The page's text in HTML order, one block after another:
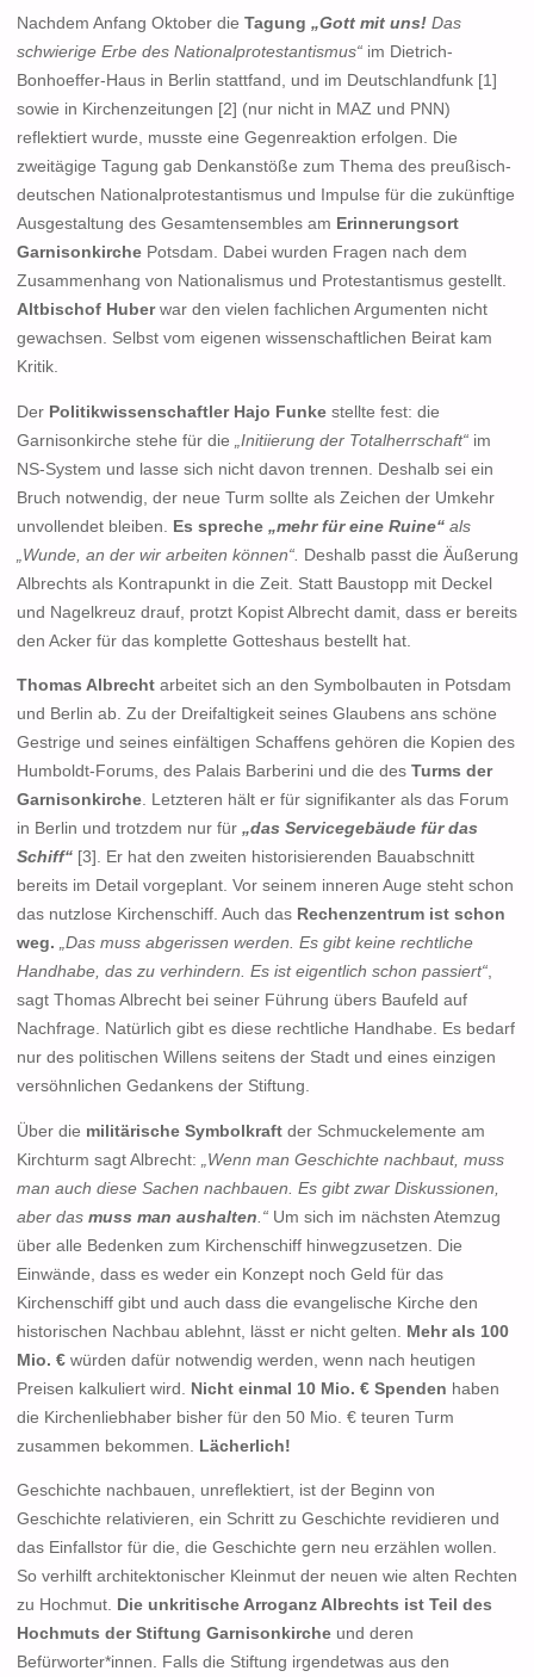
Nachdem Anfang Oktober die Tagung „Gott mit uns! Das
schwierige Erbe des Nationalprotestantismus“im Dietrich-
Bonhoeffer-Haus in Berlin stattfand, und im Deutschlandfunk [1]
sowie in Kirchenzeitungen [2] (nur nicht in MAZ und PNN)
reflektiert wurde, musste eine Gegenreaktion erfolgen. Die
zweitägige Tagung gab Denkanstöße zum Thema des preußisch-
deutschen Nationalprotestantismus und Impulse für die zukünftige
Ausgestaltung des Gesamtensembles am Erinnerungsort
Garnisonkirche Potsdam. Dabei wurden Fragen nach dem
Zusammenhang von Nationalismus und Protestantismus gestellt.
Altbischof Huberwar den vielen fachlichen Argumenten nicht
gewachsen. Selbst vom eigenen wissenschaftlichen Beirat kam
Kritik.
Der Politikwissenschaftler Hajo Funkestellte fest: die
Garnisonkirche stehe für die
„Initiierung der Totalherrschaft“ im
NS-System und lasse sich nicht davon trennen. Deshalb sei ein
Bruch notwendig, der neue Turm sollte als Zeichen der Umkehr
unvollendet bleiben.
Es spreche „mehr für eine Ruine“als
„Wunde, an der wir arbeiten können“.
Deshalb passt die Äußerung
Albrechts als Kontrapunkt in die Zeit. Statt Baustopp mit Deckel
und Nagelkreuz drauf, protzt Kopist Albrecht damit, dass er bereits
den Acker für das komplette Gotteshaus bestellt hat.
Thomas Albrechtarbeitet sich an den Symbolbauten in Potsdam
und Berlin ab. Zu der Dreifaltigkeit seines Glaubens ans schöne
Gestrige und seines einfältigen Schaffens gehören die Kopien des
Humboldt-Forums, des Palais Barberini und die des Turms der
Garnisonkirche. Letzteren hält er für signifikanter als das Forum
in Berlin und trotzdem nur für „das Servicegebäude für das
Schiff“ [3]. Er hat den zweiten historisierenden Bauabschnitt
bereits im Detail vorgeplant. Vor seinem inneren Auge steht schon
das nutzlose Kirchenschiff. Auch das Rechenzentrum ist schon
weg. „Das muss abgerissen werden. Es gibt keine rechtliche
Handhabe, das zu verhindern. Es ist eigentlich schon passiert“,
sagt Thomas Albrecht bei seiner Führung übers Baufeld auf
Nachfrage. Natürlich gibt es diese rechtliche Handhabe. Es bedarf
nur des politischen Willens seitens der Stadt und eines einzigen
versöhnlichen Gedankens der Stiftung.
Über die militärische Symbolkraftder Schmuckelemente am
Kirchturm sagt Albrecht:
„Wenn man Geschichte nachbaut, muss
man auch diese Sachen nachbauen. Es gibt zwar Diskussionen,
aber das muss man aushalten .“ Um sich im nächsten Atemzug
über alle Bedenken zum Kirchenschiff hinwegzusetzen. Die
Einwände, dass es weder ein Konzept noch Geld für das
Kirchenschiff gibt und auch dass die evangelische Kirche den
historischen Nachbau ablehnt, lässt er nicht gelten.
Mehr als 100
Mio. € würden dafür notwendig werden, wenn nach heutigen
Preisen kalkuliert wird.
Nicht einmal 10 Mio. € Spenden haben
die Kirchenliebhaber bisher für den 50 Mio. € teuren Turm
zusammen bekommen.
Lächerlich!
Geschichte nachbauen, unreflektiert, ist der Beginn von
Geschichte relativieren, ein Schritt zu Geschichte revidieren und
das Einfallstor für die, die Geschichte gern neu erzählen wollen.
So verhilft architektonischer Kleinmut der neuen wie alten Rechten
zu Hochmut. Die unkritische Arroganz Albrechts ist Teil des
Hochmuts der Stiftung Garnisonkircheund deren
Befürworter*innen. Falls die Stiftung irgendetwas aus den